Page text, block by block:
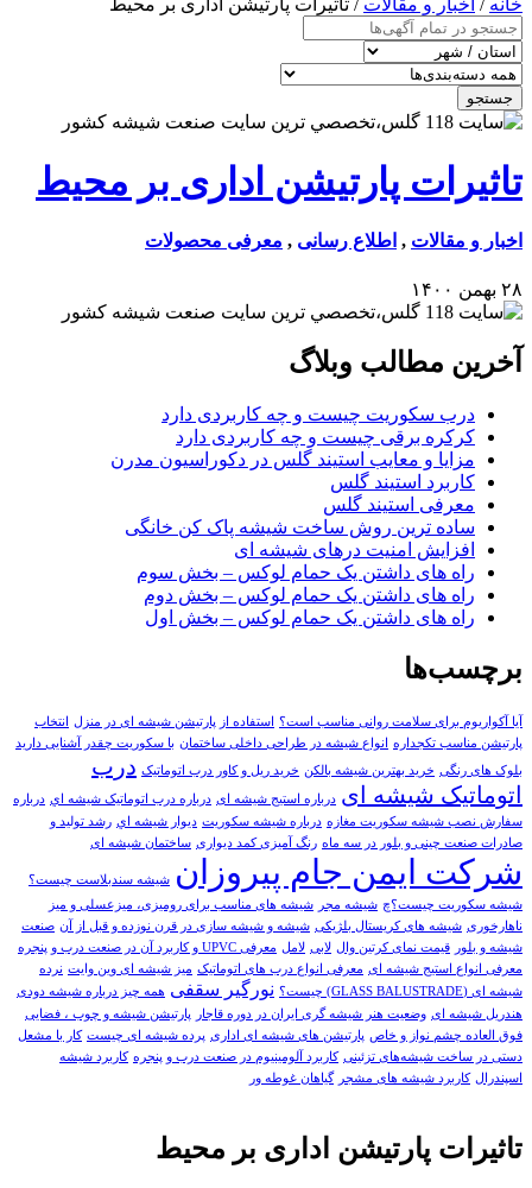
خانه / اخبار و مقالات / تاثیرات پارتیشن اداری بر محیط
جستجو
تاثیرات پارتیشن اداری بر محیط
اخبار و مقالات , اطلاع رسانی , معرفی محصولات
۲۸ بهمن ۱۴۰۰
آخرین مطالب وبلاگ
درب سکوریت چیست و چه کاربردی دارد
کرکره برقی چیست و چه کاربردی دارد
مزایا و معایب استیند گلس در دکوراسیون مدرن
کاربرد استیند گلس
معرفی استیند گلس
ساده ترین روش ساخت شیشه پاک کن خانگی
افزایش امنیت درهای شیشه ای
راه های داشتن یک حمام لوکس – بخش سوم
راه های داشتن یک حمام لوکس – بخش دوم
راه های داشتن یک حمام لوکس – بخش اول
برچسب‌ها
آیا آکواریوم برای سلامت روانی مناسب است؟ استفاده از پارتیشن شیشه ای در منزل
انتخاب
پارتیشن مناسب تکجداره
انواع شیشه در طراحی داخلی ساختمان با سکوریت چقدر آشنایی دارید
بلوک های رنگی خريد بهترين شيشه بالکن خرید ریل و کاور درب اتوماتیک درب
اتوماتیک شیشه ای درباره استیج شیشه ای درباره درب اتوماتيک شيشه اي درباره
سفارش نصب شیشه سکوریت مغازه درباره شیشه سکوریت ديوار شيشه اي رشد تولید و
صادرات صنعت چینی و بلور در سه ماه رنگ آمیزی کمد دیواری ساختمان شیشه ای
شرکت ایمن جام پیروزان شیشه سندبلاست چیست؟
شیشه سکوریت چیست؟چ شیشه مجر
شیشه های مناسب برای رومیزی، میزعسلی و میز
ناهارخوری شیشه های کریستال بلژیکی شیشه و شیشه سازی در قرن نوزده و قبل از آن صنعت
شیشه و بلور
قیمت نمای کرتین وال لابی لامل معرفی UPVC و کاربرد آن در صنعت درب و پنجره
معرفی انواع استیج شیشه ای معرفی انواع درب های اتوماتیک میز شیشه ای وین وایت نرده
شیشه ای (GLASS BALUSTRADE) چیست؟
نورگیر سقفی همه چیز درباره شیشه دودی
هندریل شیشه‌ ای وضعيت هنر شيشه گری ايران در دوره قاجار
پارتیشن شیشه و چوب ، فضایی
فوق العاده چشم نواز و خاص پارتیشن های شیشه ای اداری پرده شیشه ای چيست کار با مشعل
دستی در ساخت شیشه‌های تزئینی کاربرد آلومینیوم در صنعت درب و پنجره کاربرد شيشه
اسپندرال کاربرد شیشه های مشجر گیاهان غوطه ور
تاثیرات پارتیشن اداری بر محیط